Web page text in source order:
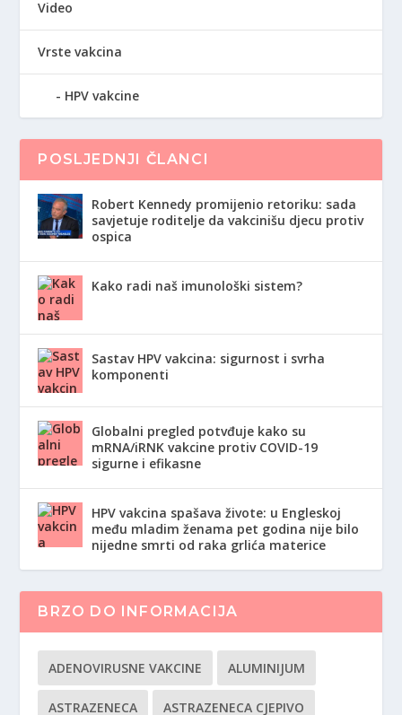
Video
Vrste vakcina
HPV vakcine
POSLJEDNJI ČLANCI
Robert Kennedy promijenio retoriku: sada
savjetuje roditelje da vakcinišu djecu protiv
ospica
Kako radi naš imunološki sistem?
Sastav HPV vakcina: sigurnost i svrha
komponenti
Globalni pregled potvđuje kako su
mRNA/iRNK vakcine protiv COVID-19
sigurne i efikasne
HPV vakcina spašava živote: u Engleskoj
među mladim ženama pet godina nije bilo
nijedne smrti od raka grlića materice
BRZO DO INFORMACIJA
ADENOVIRUSNE VAKCINE ALUMINIJUM
ASTRAZENECA ASTRAZENECA CJEPIVO